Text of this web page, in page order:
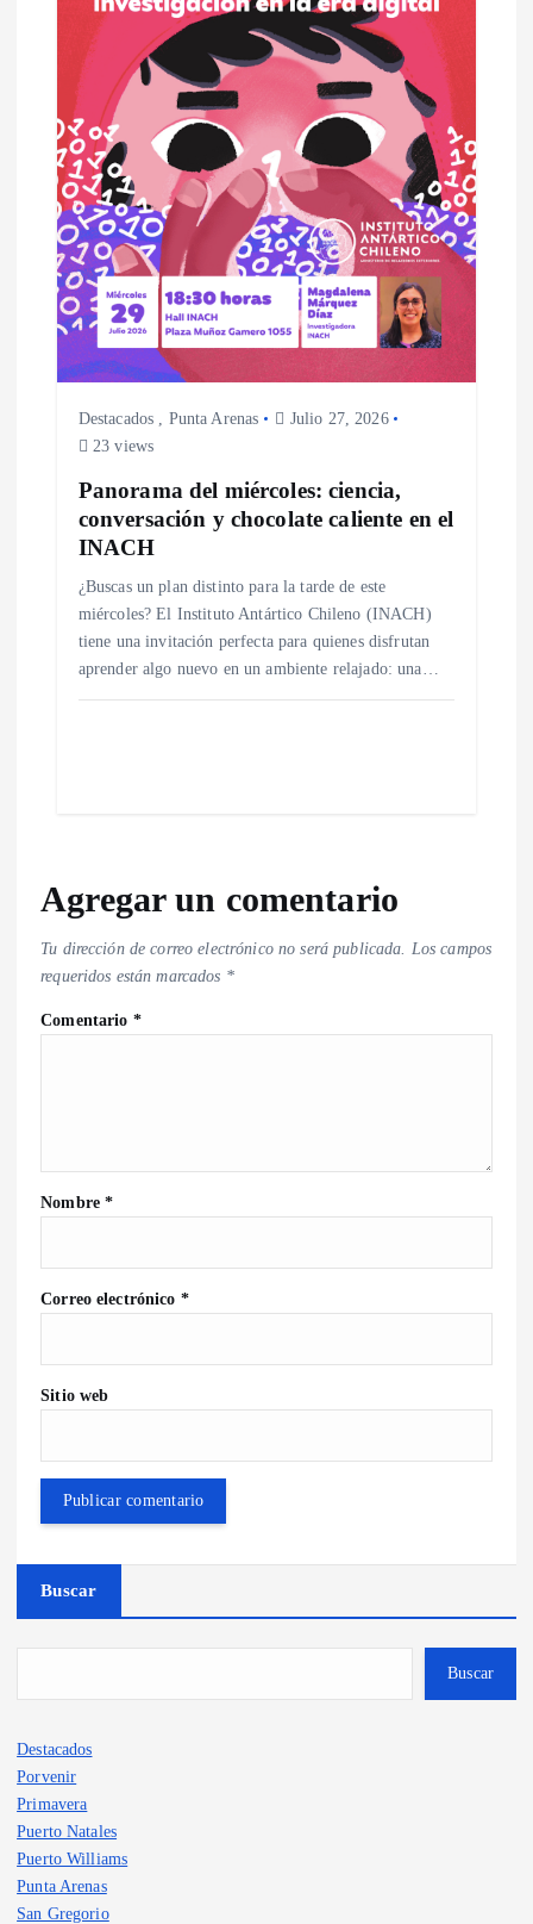
Destacados , Punta Arenas
Julio 27, 2026
23 views
Panorama del miércoles: ciencia,
conversación y chocolate caliente en el
INACH
¿Buscas un plan distinto para la tarde de este
miércoles? El Instituto Antártico Chileno (INACH)
tiene una invitación perfecta para quienes disfrutan
aprender algo nuevo en un ambiente relajado: una…
Agregar un comentario
Tu dirección de correo electrónico no será publicada.
Los campos
requeridos están marcados *
Comentario *
Nombre*
Correo electrónico *
Sitio web
Buscar
Buscar
Destacados
Porvenir
Primavera
Puerto Natales
Puerto Williams
Punta Arenas
San Gregorio